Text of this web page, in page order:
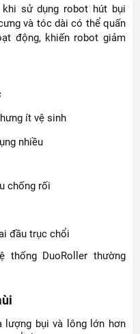
sử dụng robot hút bụi
và tóc dài có thể quấn
động, khiến robot giảm
ít vệ sinh
nhiều
chống rối
đầu trục chổi
thống DuoRoller thường
lượng bụi và lông lớn hơn